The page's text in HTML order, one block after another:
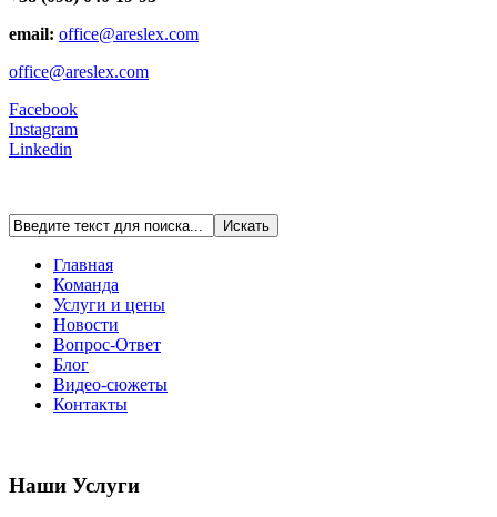
email: office@areslex.com
office@areslex.com
Facebook
Instagram
Linkedin
Главная
Команда
Услуги и цены
Новости
Вопрос-Ответ
Блог
Видео-сюжеты
Контакты
Наши Услуги